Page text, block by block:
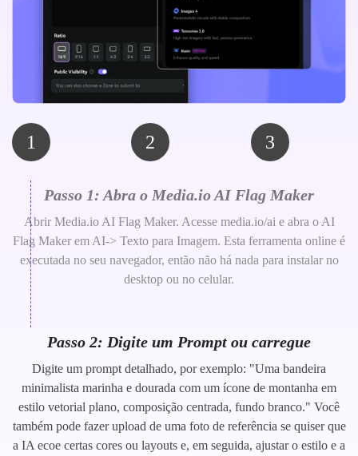
1 2 3
Passo 1: Abra o Media.io AI Flag Maker
Abrir Media.io AI Flag Maker. Acesse media.io/ai e abra o AI
Flag Maker em AI-> Texto para Imagem. Esta ferramenta online é
executada no seu navegador, então não há nada para instalar no
desktop ou no celular.
Passo 2: Digite um Prompt ou carregue
Digite um prompt detalhado, por exemplo: "Uma bandeira
minimalista marinha e dourada com um ícone de montanha em
estilo vetorial plano, composição centrada, fundo branco." Você
também pode fazer upload de uma foto de referência se quiser que
a IA ecoe certas cores ou layouts e, em seguida, ajustar o estilo e a